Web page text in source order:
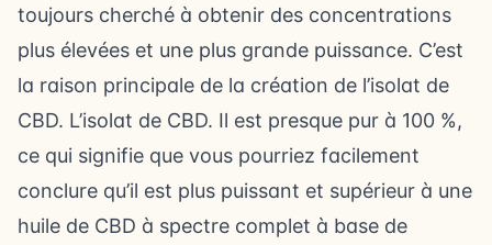
toujours cherché à obtenir des concentrations
plus élevées et une plus grande puissance. C’est
la raison principale de la création de l’isolat de
CBD. L’isolat de CBD. Il est presque pur à 100 %,
ce qui signifie que vous pourriez facilement
conclure qu’il est plus puissant et supérieur à une
huile de CBD à spectre complet à base de